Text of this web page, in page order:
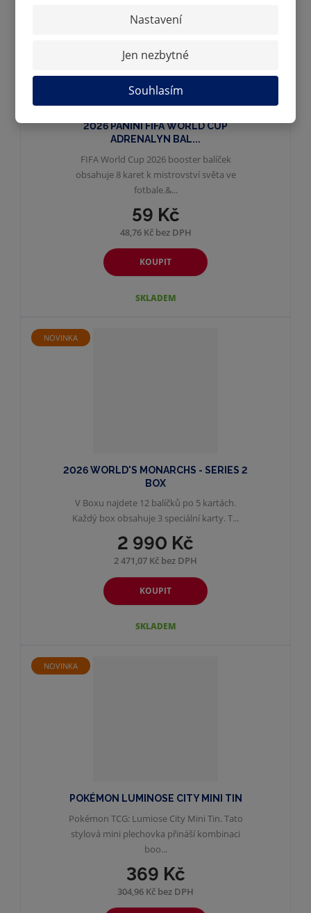
Nastavení
Jen nezbytné
Souhlasím
2026 PANINI FIFA WORLD CUP
ADRENALYN BAL...
59 Kč
48,76 Kč bez DPH
KOUPIT
SKLADEM
FIFA World Cup 2026 booster balíček
obsahuje 8 karet k mistrovství světa ve
fotbale.&...
NOVINKA
2026 WORLD'S MONARCHS - SERIES 2
BOX
2 990 Kč
2 471,07 Kč bez DPH
KOUPIT
SKLADEM
V Boxu najdete 12 balíčků po 5 kartách.
Každý box obsahuje 3 speciální karty. T...
NOVINKA
POKÉMON LUMINOSE CITY MINI TIN
369 Kč
304,96 Kč bez DPH
Pokémon TCG: Lumiose City Mini Tin. Tato
stylová mini plechovka přináší kombinaci
boo...